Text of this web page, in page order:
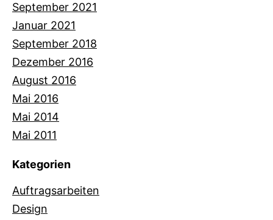
September 2021
Januar 2021
September 2018
Dezember 2016
August 2016
Mai 2016
Mai 2014
Mai 2011
Kategorien
Auftragsarbeiten
Design